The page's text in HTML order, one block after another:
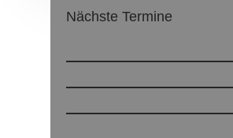
Nächste Termine